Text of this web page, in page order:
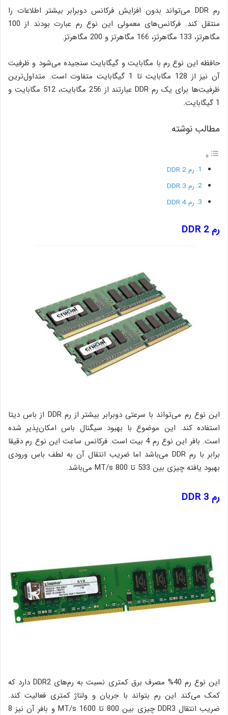
رم DDR می‌تواند بدون افزایش فرکانس دوبرابر بیشتر اطلاعات را
منتقل کند. فرکانس‌های معمولی این نوع رم عبارت بودند از 100
مگاهرتز، 133 مگاهرتز، 166 مگاهرتز و 200 مگاهرتز.
حافظه این نوع رم با مگابایت و گیگابایت سنجیده می‌شود و ظرفیت
آن نیز از 128 مگابایت تا 1 گیگابایت متفاوت است. متداول‌ترین
ظرفیت‌ها برای یک رم DDR عبارتند از 256 مگابایت، 512 مگابایت و
1 گیگابایت.
مطالب نوشته
رم DDR 2
رم DDR 3
رم DDR 4
رم DDR 2
این نوع رم می‌تواند با سرعتی دوبرابر بیشتر از رم DDR از باس دیتا
استفاده کند. این موضوع با بهبود سیگنال باس امکان‌پذیر شده
است. بافر این نوع رم 4 بیت است. فرکانس ساعت این نوع رم دقیقا
برابر با رم DDR می‌باشد اما ضریب انتقال آن به لطف باس ورودی
بهبود یافته چیزی بین 533 تا 800 MT/s می‌باشد.
رم DDR 3
این نوع رم 40% مصرف برق کمتری نسبت به رم‌های DDR2 دارد که
کمک می‌کند این رم بتواند با جریان و ولتاژ کمتری فعالیت کند.
ضریب انتقال DDR3 چیزی بین 800 تا 1600 MT/s و بافر آن نیز 8